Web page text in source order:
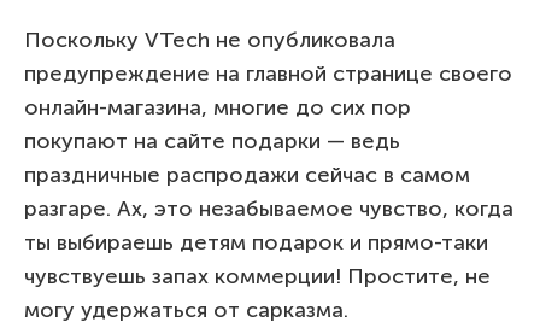
Поскольку VTech не опубликовала
предупреждение на главной странице своего
онлайн-магазина, многие до сих пор
покупают на сайте подарки — ведь
праздничные распродажи сейчас в самом
разгаре. Ах, это незабываемое чувство, когда
ты выбираешь детям подарок и прямо-таки
чувствуешь запах коммерции! Простите, не
могу удержаться от сарказма.